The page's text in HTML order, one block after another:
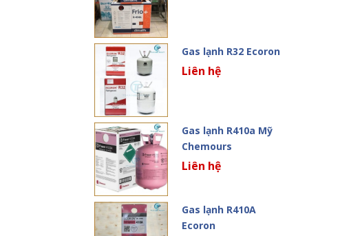
Gas lạnh R32 Ecoron
Liên hệ
Gas lạnh R410a Mỹ
Chemours
Liên hệ
Gas lạnh R410A
Ecoron